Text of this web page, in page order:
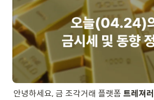
안녕하세요, 금 조각거래 플랫폼 트레져러